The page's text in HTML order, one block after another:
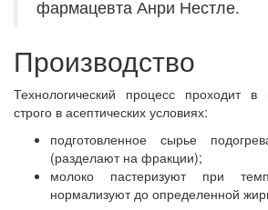
фармацевта Анри Нестле.
Производство
Технологический процесс проходит в
строго в асептических условиях:
подготовленное сырье
(разделают на фракции);
молоко пастеризуют при
нормализуют до определенной